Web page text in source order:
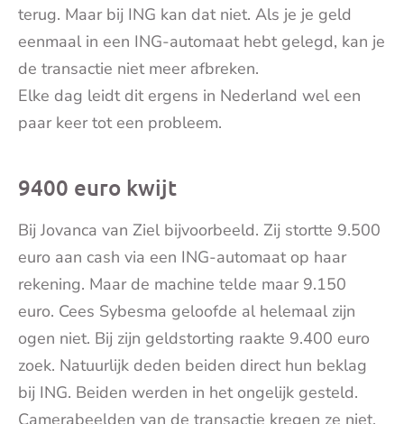
terug. Maar bij ING kan dat niet. Als je je geld
eenmaal in een ING-automaat hebt gelegd, kan je
de transactie niet meer afbreken.
Elke dag leidt dit ergens in Nederland wel een
paar keer tot een probleem.
9400 euro kwijt
Bij Jovanca van Ziel bijvoorbeeld. Zij stortte 9.500
euro aan cash via een ING-automaat op haar
rekening. Maar de machine telde maar 9.150
euro. Cees Sybesma geloofde al helemaal zijn
ogen niet. Bij zijn geldstorting raakte 9.400 euro
zoek. Natuurlijk deden beiden direct hun beklag
bij ING. Beiden werden in het ongelijk gesteld.